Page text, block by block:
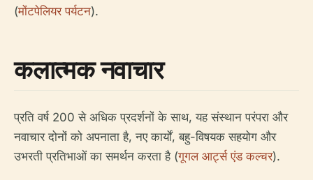
(मोंटपेलियर पर्यटन).
कलात्मक नवाचार
प्रति वर्ष 200 से अधिक प्रदर्शनों के साथ, यह संस्थान परंपरा और
नवाचार दोनों को अपनाता है, नए कार्यों, बहु-विषयक सहयोग और
उभरती प्रतिभाओं का समर्थन करता है (गूगल आर्ट्स एंड कल्चर).